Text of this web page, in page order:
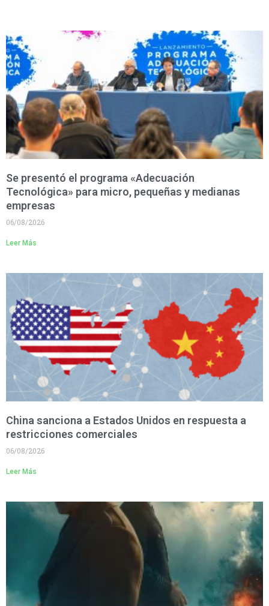
Se presentó el programa «Adecuación
Tecnológica» para micro, pequeñas y medianas
empresas
06/08/2026
Leer Más
China sanciona a Estados Unidos en respuesta a
restricciones comerciales
06/08/2026
Leer Más